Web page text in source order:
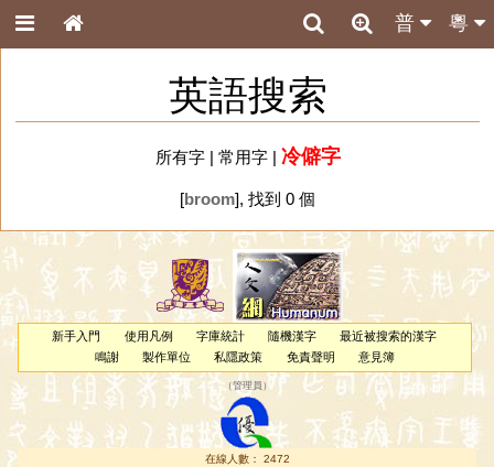
粵
普
英語搜索
所有字| 常用字| 冷僻字
[broom], 找到 0 個
新手入門 使用凡例 字庫統計 隨機漢字
最近被搜索的漢字
鳴謝
製作單位 私隱政策 免責聲明 意見簿
（管理員 ）
在線人數： 2472